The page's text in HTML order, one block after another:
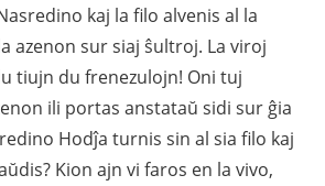
kaj la filo alvenis al la
azenon sur siaj ŝultroj. La viroj
tiujn du frenezulojn! Oni tuj
ili portas anstataŭ sidi sur ĝia
Hodĵa turnis sin al sia filo kaj
Kion ajn vi faros en la vivo,